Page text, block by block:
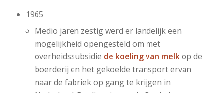
1965
Medio jaren zestig werd er landelijk een
mogelijkheid opengesteld om met
overheidssubsidie de koeling van melkop de
boerderij en het gekoelde transport ervan
naar de fabriek op gang te krijgen in